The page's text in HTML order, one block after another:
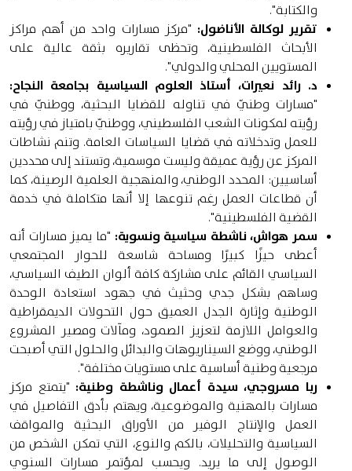
والكتابة".
تقرير لوكالة الأناضول: "مركز مسارات واحد من أهم مراكز
الأبحاث الفلسطينية، وتحظى تقاريره بثقة عالية على
المستويين المحلي والدولي".
د. رائد نعيرات، أستاذ العلوم السياسية بجامعة النجاح:
"مسارات وطنيّ في تناوله للقضايا البحثية، ووطنيّ في
رؤيته لمكونات الشعب الفلسطيني، ووطنيّ بامتياز في رؤيته
للعمل وتدخلاته في قضايا السياسات العامة. وتنم نشاطات
المركز عن رؤية عميقة وليست موسمية، وتستند إلى محددين
أساسيين: المحدد الوطني، والمنهجية العلمية الرصينة، كما
أن قطاعات العمل رغم تنوعها إلا أنها متكاملة في خدمة
القضية الفلسطينية".
سمر هواش، ناشطة سياسية ونسوية: "ما يميز مسارات أنه
أعطى حيزًا كبيرًا ومساحة شاسعة للحوار المجتمعي
السياسي القائم على مشاركة كافة ألوان الطيف السياسي،
وساهم بشكل جدي وحثيث في جهود استعادة الوحدة
الوطنية وإثارة الجدل العميق حول التحولات الديمقراطية
والعوامل اللازمة لتعزيز الصمود، ومآلات ومصير المشروع
الوطني، ووضع السيناريوهات والبدائل والحلول التي أصبحت
مرجعية وطنية أساسية على مستويات مختلفة".
ربا مسروجي، سيدة أعمال وناشطة وطنية: "يتمتع مركز
مسارات بالمهنية والموضوعية، ويهتم بأدق التفاصيل في
العمل والإنتاج الوفير من الأوراق البحثية والمواقف
السياسية والتحليلات، بالكم والنوع، التي تمكن الشخص من
الوصول إلى ما يريد. ويحسب لمؤتمر مسارات السنوي